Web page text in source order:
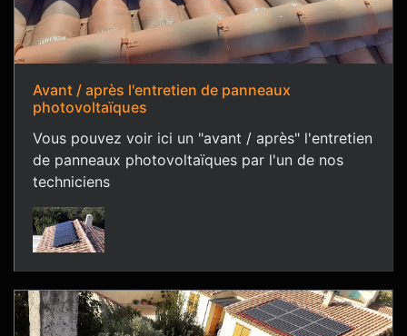
Avant / après l'entretien de panneaux
photovoltaïques
Vous pouvez voir ici un "avant / après" l'entretien
de panneaux photovoltaïques par l'un de nos
techniciens